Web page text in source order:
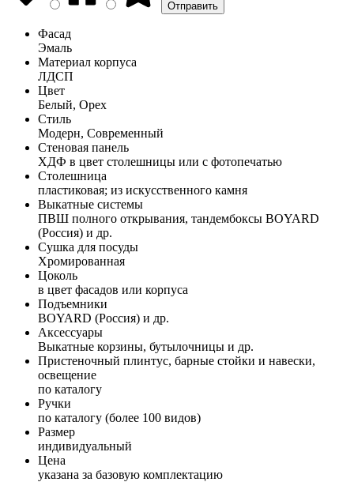
Фасад
Эмаль
Материал корпуса
ЛДСП
Цвет
Белый, Орех
Стиль
Модерн, Современный
Стеновая панель
ХДФ в цвет столешницы или с фотопечатью
Столешница
пластиковая; из искусственного камня
Выкатные системы
ПВШ полного открывания, тандембоксы BOYARD
(Россия) и др.
Сушка для посуды
Хромированная
Цоколь
в цвет фасадов или корпуса
Подъемники
BOYARD (Россия) и др.
Аксессуары
Выкатные корзины, бутылочницы и др.
Пристеночный плинтус, барные стойки и навески,
освещение
по каталогу
Ручки
по каталогу (более 100 видов)
Размер
индивидуальный
Цена
указана за базовую комплектацию